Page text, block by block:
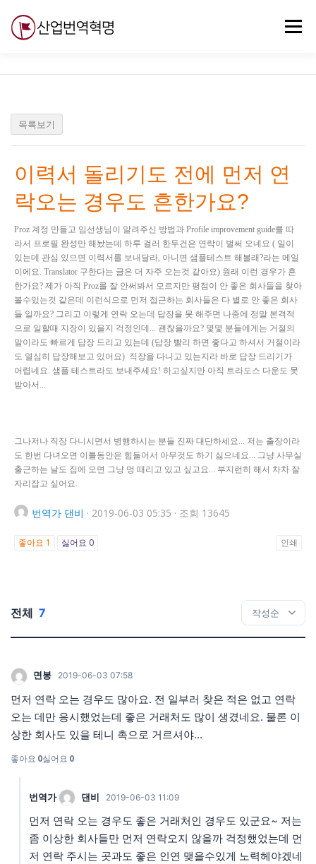
메뉴
목록보기
이력서 돌리기도 전에 먼저 연
락오는 경우도 흔한가요?
Proz 계정 만들고 임선생님이 알려주신 방법과 Profile improvement guide를 따
라서 프로필 완성만 해놨는데 하루 걸러 한두건은 연락이 벌써 오네요 ( 일이
있는데 관심 있으면 이력서를 보내달라, 아니면 샘플테스트 해볼래?라는 메일
이에요. Translator 구한다는 글은 더 자주 오는것 같아요) 원래 이런 경우가 흔
한가요? 제가 아직 Proz를 잘 안써봐서 모르지만 평점이 안 좋은 회사들을 찾아
볼수있는것 같은데 이런식으로 먼저 접근하는 회사들은 다 별로 안 좋은 회사
들 일까요? 그리고 이렇게 연락 오는데 답장을 못 해주면 나중에 정말 본격적
으로 일할때 지장이 있을지 걱정인데... 괜찮을까요? 몇몇 분들에게는 거절의
말이라도 빠르게 답장 드리고 있는데 (답장 빨리 하면 좋다고 하셔서 거절이라
도 열심히 답장해보고 있어요) 직장을 다니고 있는지라 바로 답장 드리기가
어렵네요. 샘플 테스트라도 보내주세요! 하고싶지만 아직 트라도스 다운도 못
받아서...
그나저나 직장 다니시면서 병행하시는 분들 진짜 대단하세요... 저는 출장이라
도 한번 다녀오면 이틀동안은 힘들어서 아무것도 하기 싫으네요... 그냥 사무실
출근하는 날도 집에 오면 그냥 멍 때리고 있고 싶고요... 부지런히 해서 차차 잘
자리잡고 싶어요.
번역가 댄비 · 2019-06-03 05:35 · 조회 13645
좋아요 1 싫어요 0 인쇄
전체 7
면봉 2019-06-03 07:58
먼저 연락 오는 경우도 많아요. 전 일부러 찾은 적은 없고 연락
오는 데만 응시했었는데 좋은 거래처도 많이 생겼네요. 물론 이
상한 회사도 있을 테니 촉으로 거르셔야...
좋아요 0싫어요 0
번역가 댄비 2019-06-03 11:09
먼저 연락 오는 경우도 좋은 거래처인 경우도 있군요~ 저는
좀 이상한 회사들만 먼저 연락오지 않을까 걱정했었는데 먼
저 연락 주시는 곳과도 좋은 인연 맺을수있게 노력헤야겠네